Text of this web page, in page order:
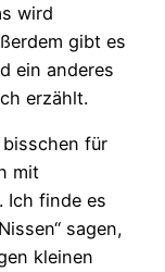
wird
gibt es
ein anderes
erzählt.
für
mit
Ich finde es
sagen,
kleinen